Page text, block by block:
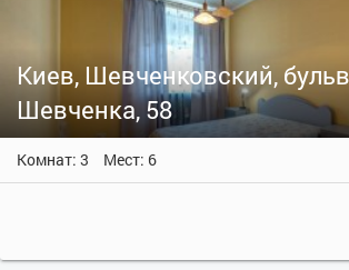
Киев, Шевченковский,
Шевченка, 58
Комнат: 3 Мест: 6